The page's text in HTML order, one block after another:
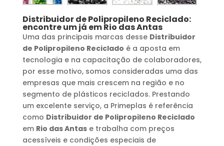
Distribuidor de Polipropileno Reciclado:
encontre um já emRio das Antas
Uma das principais marcas desse Distribuidor
de Polipropileno Reciclado é a aposta em
tecnologia e na capacitação de colaboradores,
por esse motivo, somos consideradas uma das
empresas que mais crescem na região e no
segmento de plásticos reciclados. Prestando
um excelente serviço, a Primeplas é referência
como Distribuidor de Polipropileno Reciclado
em Rio das Antase trabalha com preços
acessíveis e condições especiais de